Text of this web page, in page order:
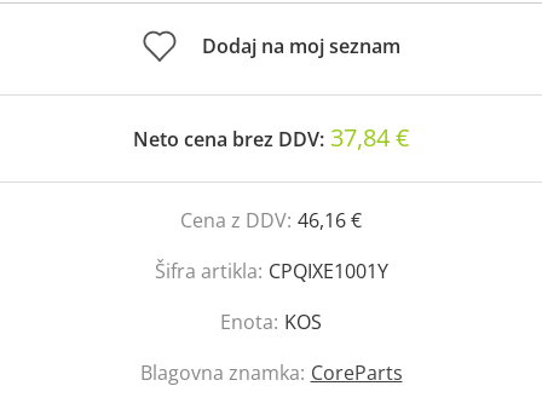
Dodaj na moj seznam
Neto cena brez DDV: 37,84 €
Cena z DDV: 46,16 €
Šifra artikla: CPQIXE1001Y
Enota: KOS
Blagovna znamka: CoreParts